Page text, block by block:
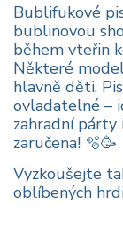
Bublifukové
bublinovou
během vteřin
Některé
hlavně děti.
ovladatelné –
zahradní párty
zaručena! 🫧🥳
Vyzkoušejte
oblíbených